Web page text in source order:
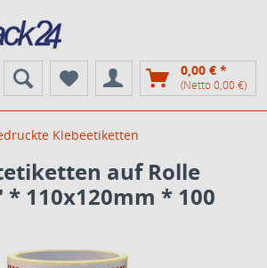
0,00 € *
(Netto 0,00 €)
Klebeetiketten
auf Rolle
* 110x120mm * 100